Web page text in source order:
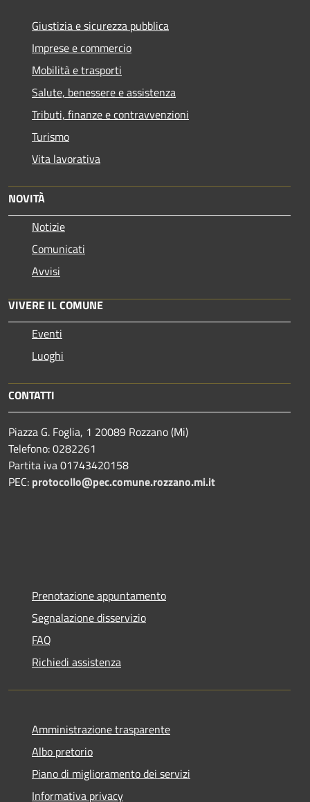
Giustizia e sicurezza pubblica
Imprese e commercio
Mobilità e trasporti
Salute, benessere e assistenza
Tributi, finanze e contravvenzioni
Turismo
Vita lavorativa
NOVITÀ
Notizie
Comunicati
Avvisi
VIVERE IL COMUNE
Eventi
Luoghi
CONTATTI
Piazza G. Foglia, 1 20089 Rozzano (Mi)
Telefono: 0282261
Partita iva 01743420158
PEC: protocollo@pec.comune.rozzano.mi.it
Prenotazione appuntamento
Segnalazione disservizio
FAQ
Richiedi assistenza
Amministrazione trasparente
Albo pretorio
Piano di miglioramento dei servizi
Informativa privacy